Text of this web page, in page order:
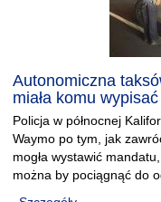
Autonomiczna
miała komu
Policja w północnej
Waymo po tym, jak
mogła wystawić
można by pociągnąć do